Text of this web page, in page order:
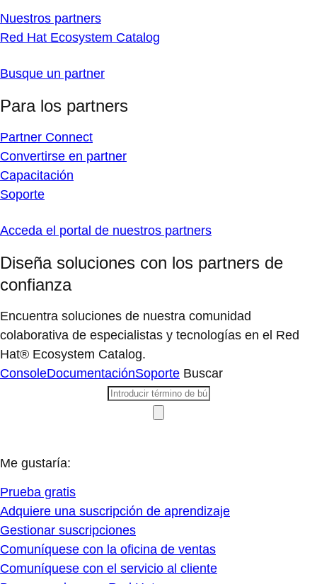
Nuestros partners
Red Hat Ecosystem Catalog
Busque un partner
Para los partners
Partner Connect
Convertirse en partner
Capacitación
Soporte
Acceda el portal de nuestros partners
Diseña soluciones con los partners de
confianza
Encuentra soluciones de nuestra comunidad
colaborativa de especialistas y tecnologías en el Red
Hat® Ecosystem Catalog.
ConsoleDocumentaciónSoporte Buscar
Me gustaría:
Prueba gratis
Adquiere una suscripción de aprendizaje
Gestionar suscripciones
Comuníquese con la oficina de ventas
Comuníquese con el servicio al cliente